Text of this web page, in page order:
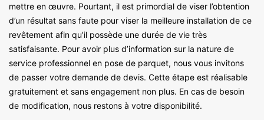
mettre en œuvre. Pourtant, il est primordial de viser l’obtention
d’un résultat sans faute pour viser la meilleure installation de ce
revêtement afin qu’il possède une durée de vie très
satisfaisante. Pour avoir plus d’information sur la nature de
service professionnel en pose de parquet, nous vous invitons
de passer votre demande de devis. Cette étape est réalisable
gratuitement et sans engagement non plus. En cas de besoin
de modification, nous restons à votre disponibilité.